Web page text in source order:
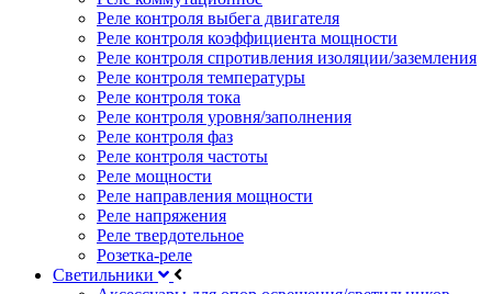
Реле контроля выбега двигателя
Реле контроля коэффициента мощности
Реле контроля спротивления изоляции/заземления
Реле контроля температуры
Реле контроля тока
Реле контроля уровня/заполнения
Реле контроля фаз
Реле контроля частоты
Реле мощности
Реле направления мощности
Реле напряжения
Реле твердотельное
Розетка-реле
Светильники